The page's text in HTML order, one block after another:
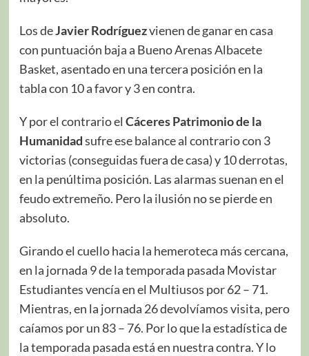
Los deJavier Rodríguezvienen de ganar en casa
con puntuación baja a Bueno Arenas Albacete
Basket, asentado en una tercera posición en la
tabla con 10 a favor y 3 en contra.
Y por el contrario el Cáceres Patrimonio de la
Humanidadsufre ese balance al contrario con 3
victorias (conseguidas fuera de casa) y 10 derrotas,
en la penúltima posición. Las alarmas suenan en el
feudo extremeño. Pero la ilusión no se pierde en
absoluto.
Girando el cuello hacia la hemeroteca más cercana,
en la jornada 9 de la temporada pasada Movistar
Estudiantes vencía en el Multiusos por 62 – 71.
Mientras, en la jornada 26 devolvíamos visita, pero
caíamos por un 83 – 76. Por lo que la estadística de
la temporada pasada está en nuestra contra. Y lo